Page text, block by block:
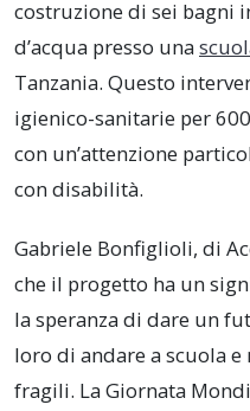
costruzione di sei bagni
d’acqua presso una
Tanzania. Questo
igienico-sanitarie per 600
con un’attenzione
con disabilità.
Gabriele Bonfiglioli, di
che il progetto ha un
la speranza di dare un
loro di andare a scuola
fragili. La Giornata